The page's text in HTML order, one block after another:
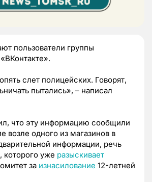
пользователи группы
слет полицейских. Говорят,
пытались», – написал
что эту информацию сообщили
возле одного из магазинов в
информации, речь
которого уже разыскивает
за изнасилование 12-летней